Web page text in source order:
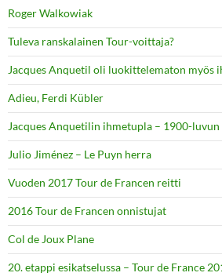
Roger Walkowiak
Tuleva ranskalainen Tour-voittaja?
Jacques Anquetil oli luokittelematon myös
Adieu, Ferdi Kübler
Jacques Anquetilin ihmetupla – 1900-
Julio Jiménez – Le Puyn herra
Vuoden 2017 Tour de Francen reitti
2016 Tour de Francen onnistujat
Col de Joux Plane
20. etappi esikatselussa – Tour de France